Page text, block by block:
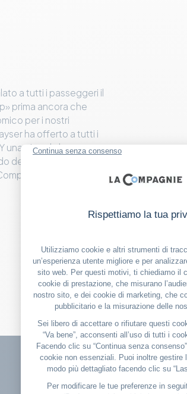
a tutti i passeggeri il
prima ancora che
per i nostri
ha offerto a tutti i
una piccola borsa
dei croissant Kayser,
Una notizia